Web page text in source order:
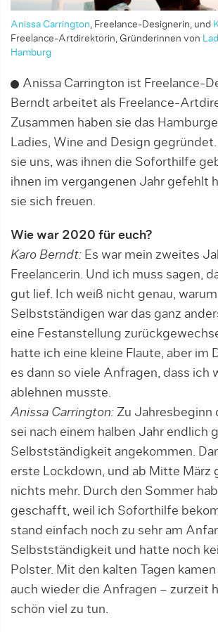
Anissa Carrington, Freelance-Designerin, und
Freelance-Artdirektorin, Gründerinnen von
Hamburg
Anissa Carrington ist Freelance-
Berndt arbeitet als Freelance-
Zusammen haben sie das
Ladies, Wine and Design
sie uns, was ihnen die Soforthilfe
ihnen im vergangenen Jahr gefehlt
sie sich freuen.
Wie war 2020 für euch?
Karo Berndt: Es war mein zweites
Freelancerin. Und ich muss sagen,
gut lief. Ich weiß nicht genau,
Selbstständigen war das ganz
eine Festan­stellung
hatte ich eine kleine Flaute, aber im
es dann so vie­le Anfragen, dass ich
ablehnen musste.
Anissa Carrington: Zu Jahresbeginn
sei nach einem halben Jahr endlich
Selbstständigkeit angekommen.
erste Lock­down, und ab Mitte März
nichts mehr. Durch den Sommer
geschafft, weil ich Soforthilfe
stand einfach noch zu sehr am
Selbstständigkeit und hatte noch
Polster. Mit den kalten Tagen
auch wieder die Anfragen – zurzeit
schön viel zu tun.